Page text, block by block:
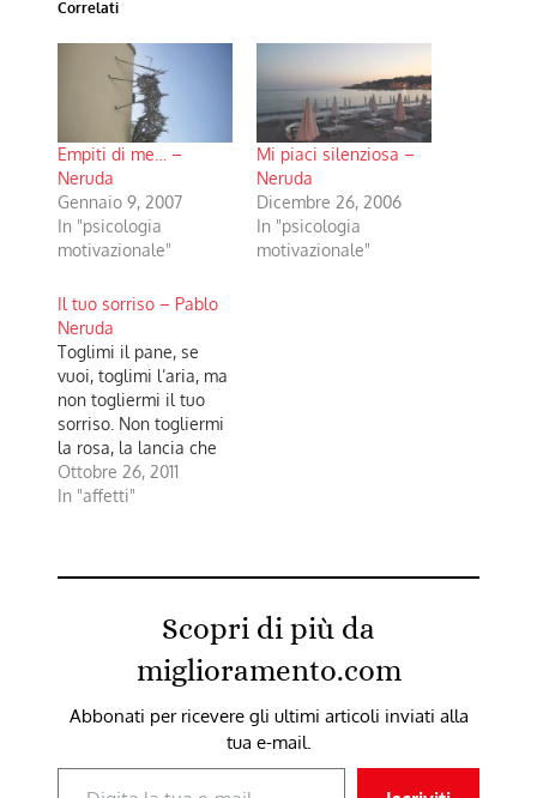
Correlati
Empiti di me… –
Neruda
Gennaio 9, 2007
In "psicologia
motivazionale"
Mi piaci silenziosa –
Neruda
Dicembre 26, 2006
In "psicologia
motivazionale"
Il tuo sorriso – Pablo
Neruda
Toglimi il pane, se
vuoi, toglimi l’aria, ma
non togliermi il tuo
sorriso. Non togliermi
la rosa, la lancia che
sgrani, l’acqua che
d’improvviso scoppia
torno con gli occhi
stanchi, a volte, d’aver
Ottobre 26, 2011
In "affetti"
Scopri di più da
miglioramento.com
Abbonati per ricevere gli ultimi articoli inviati alla
tua e-mail.
Digita la tua e-mail...